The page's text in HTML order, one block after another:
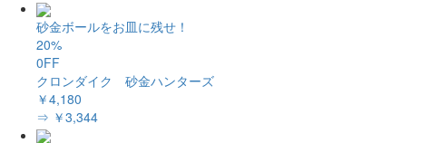
砂金ボールをお皿に残せ！
20%
0FF
クロンダイク 砂金ハンターズ
￥4,180
⇒ ￥3,344